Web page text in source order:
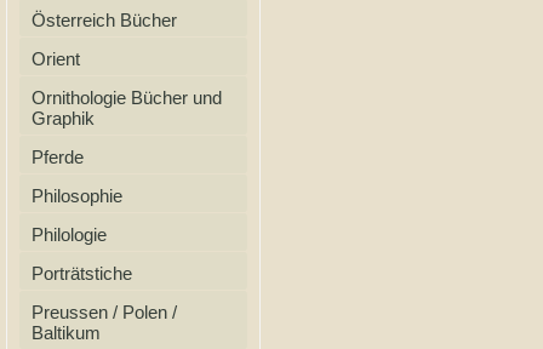
Österreich Bücher
Orient
Ornithologie Bücher und
Graphik
Pferde
Philosophie
Philologie
Porträtstiche
Preussen / Polen /
Baltikum